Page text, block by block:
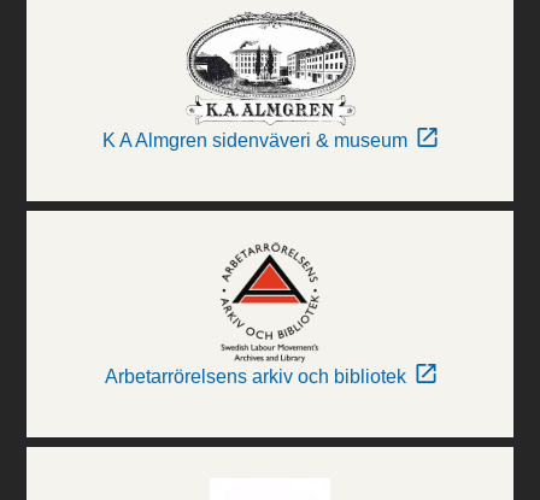
K A Almgren sidenväveri & museum
Arbetarrörelsens arkiv och bibliotek